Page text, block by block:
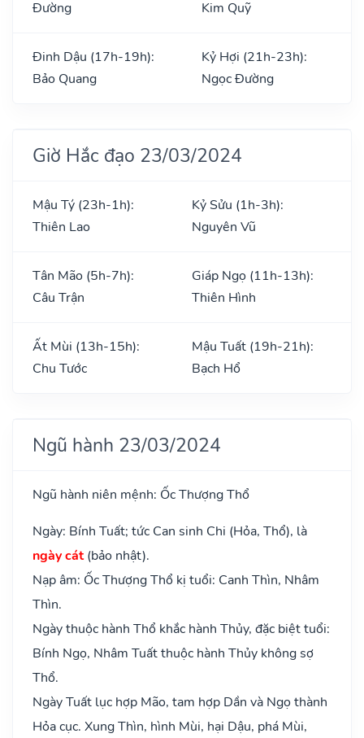
Đường
Kim Quỹ
Đinh Dậu (17h-19h):
Bảo Quang
Kỷ Hợi (21h-23h):
Ngọc Đường
Giờ Hắc đạo 23/03/2024
Mậu Tý (23h-1h):
Thiên Lao
Kỷ Sửu (1h-3h):
Nguyên Vũ
Tân Mão (5h-7h):
Câu Trận
Giáp Ngọ (11h-13h):
Thiên Hình
Ất Mùi (13h-15h):
Chu Tước
Mậu Tuất (19h-21h):
Bạch Hổ
Ngũ hành 23/03/2024
Ngũ hành niên mệnh: Ốc Thượng Thổ
Ngày: Bính Tuất; tức Can sinh Chi (Hỏa, Thổ), là
ngày cát(bảo nhật).
Nạp âm: Ốc Thượng Thổ kị tuổi: Canh Thìn, Nhâm
Thìn.
Ngày thuộc hành Thổ khắc hành Thủy, đặc biệt tuổi:
Bính Ngọ, Nhâm Tuất thuộc hành Thủy không sợ
Thổ.
Ngày Tuất lục hợp Mão, tam hợp Dần và Ngọ thành
Hỏa cục. Xung Thìn, hình Mùi, hại Dậu, phá Mùi,